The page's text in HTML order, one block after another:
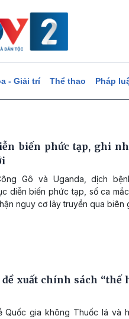
- Giải trí Thể thao Pháp
biến phức tạp, ghi
Gô và Uganda, dịch
diễn biến phức tạp, số ca
nguy cơ lây truyền qua biên
xuất chính sách “thế
Quốc gia không Thuốc lá và